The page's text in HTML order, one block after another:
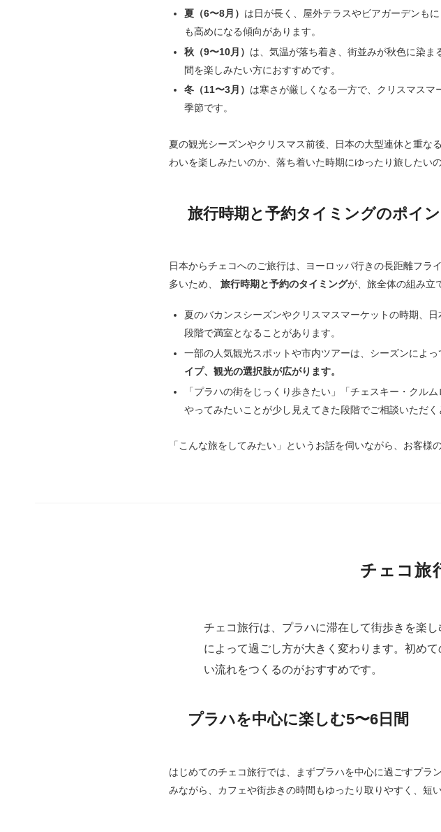
夏（6〜8月） は日が長く、屋外テラスやビアガーデンも
も高めになる傾向があります。
秋（9〜10月） は、気温が落ち着き、街並みが秋色に染
間を楽しみたい方におすすめです。
冬（11〜3月） は寒さが厳しくなる一方で、クリスマス
季節です。
夏の観光シーズンやクリスマス前後、日本の大型連休と重
わいを楽しみたいのか、落ち着いた時期にゆったり旅したい
旅行時期と予約タイミングのポイン
日本からチェコへのご旅行は、ヨーロッパ行きの長距離フ
多いため、 旅行時期と予約のタイミングが、旅全体の組み立
夏のバカンスシーズンやクリスマスマーケットの時期、
段階で満室となることがあります。
一部の人気観光スポットや市内ツアーは、シーズンによ
イプ、観光の選択肢が広がります。
「プラハの街をじっくり歩きたい」「チェスキー・クル
やってみたいことが少し見えてきた段階でご相談いただく
「こんな旅をしてみたい」というお話を伺いながら、お客様
チェコ旅
チェコ旅行は、プラハに滞在して街歩きを楽
によって過ごし方が大きく変わります。初め
い流れをつくるのがおすすめです。
プラハを中心に楽しむ5〜6日間
はじめてのチェコ旅行では、まずプラハを中心に過ごすプラ
みながら、カフェや街歩きの時間もゆったり取りやすく、短